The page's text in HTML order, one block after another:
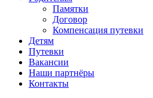
Памятки
Договор
Компенсация путевки
Детям
Путевки
Вакансии
Наши партнёры
Контакты